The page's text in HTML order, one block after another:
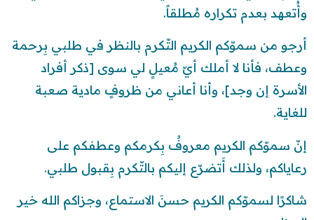
وأُتعهد بعدم تكراره مُطلقاً.
أرجو من سموّكم الكريم التّكرم بالنظر في طلبي بِرحمة
وعطف، فأنا لا أملك أيّ مُعيلٍ لي سوى [ذكر أفراد
الأسرة إن وجد]، وأنا أعاني من ظروفٍ مادية صعبة
للغاية.
إنّ سموّكم الكريم معروفٌ بِكرمكم وعطفكم على
رعاياكم، ولذلك أَتضرّع إليكم بالتّكرم بِقبول طلبي.
شاكرًا لسموّكم الكريم حسنَ الاستماع، وجزاكم الله خير